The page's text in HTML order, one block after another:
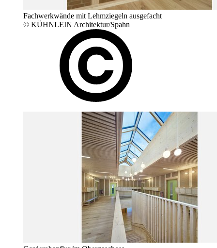
Fachwerkwände mit Lehmziegeln ausgefacht
© KÜHNLEIN Architektur/Spahn